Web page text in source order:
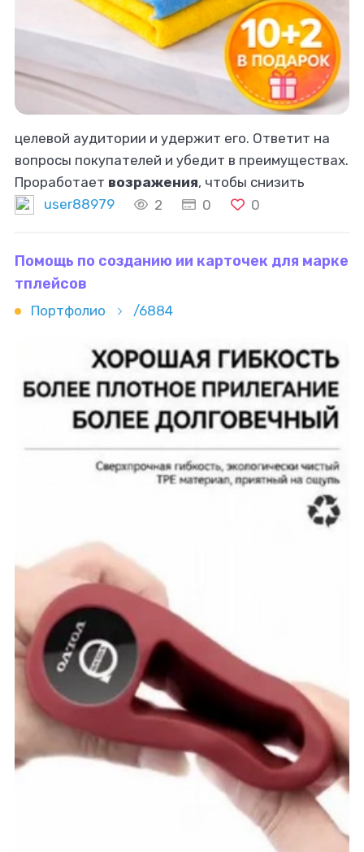
целевой аудитории и удержит его. Ответит на
вопросы покупателей и убедит в преимуществах.
Проработает возражения, чтобы снизить
процент отказов. Генерация ИИ: в заказе можем
user88979 2 0 0
Помощь по созданию ии карточек для марке
тплейсов
Портфолио /6884